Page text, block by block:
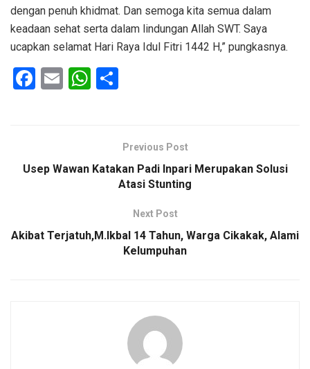
dengan penuh khidmat. Dan semoga kita semua dalam
keadaan sehat serta dalam lindungan Allah SWT. Saya
ucapkan selamat Hari Raya Idul Fitri 1442 H,” pungkasnya.
F
o
E
W
A
ePrevious Post
Usep Wawan Katakan Padi Inpari Merupakan Solusi
Atasi Stunting
Next Post
Akibat Terjatuh,M.Ikbal 14 Tahun, Warga Cikakak, Alami
Kelumpuhan